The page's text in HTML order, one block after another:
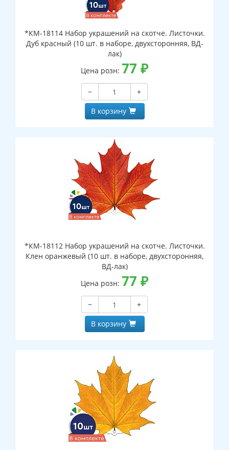
*КМ-18114 Набор украшений на скотче. Листочки.
Дуб красный (10 шт. в наборе, двухсторонняя, ВД-
лак)
Цена розн: 77 ₽
−
+
В корзину
*КМ-18112 Набор украшений на скотче. Листочки.
Клен оранжевый (10 шт. в наборе, двухсторонняя,
ВД-лак)
Цена розн: 77 ₽
−
+
В корзину